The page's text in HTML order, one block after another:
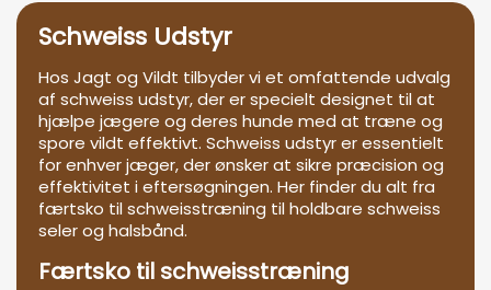
Schweiss Udstyr
Hos Jagt og Vildt tilbyder vi et omfattende udvalg
af schweiss udstyr, der er specielt designet til at
hjælpe jægere og deres hunde med at træne og
spore vildt effektivt. Schweiss udstyr er essentielt
for enhver jæger, der ønsker at sikre præcision og
effektivitet i eftersøgningen. Her finder du alt fra
færtsko til schweisstræning til holdbare schweiss
seler og halsbånd.
Færtsko til schweisstræning